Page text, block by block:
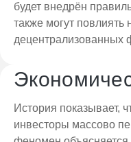
будет внедрён
также могут
децентрализованных
История показывает,
инвесторы массово